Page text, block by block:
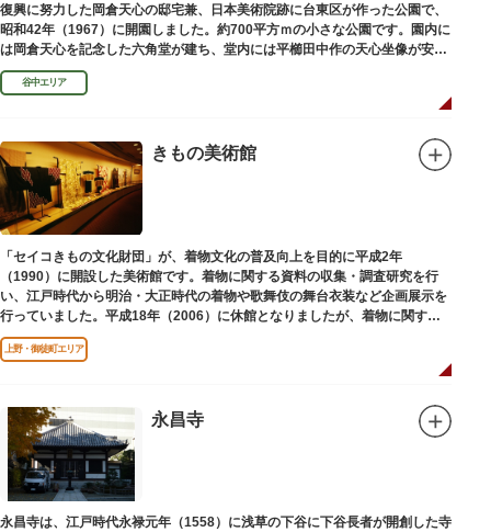
復興に努力した岡倉天心の邸宅兼、日本美術院跡に台東区が作った公園で、
昭和42年（1967）に開園しました。約700平方ｍの小さな公園です。園内に
は岡倉天心を記念した六角堂が建ち、堂内には平櫛田中作の天心坐像が安置
されています。
谷中エリア
きもの美術館
「セイコきもの文化財団」が、着物文化の普及向上を目的に平成2年
（1990）に開設した美術館です。着物に関する資料の収集・調査研究を行
い、江戸時代から明治・大正時代の着物や歌舞伎の舞台衣装など企画展示を
行っていました。平成18年（2006）に休館となりましたが、着物に関する
調査研究等は引き続き本財団で行っています。
平成18年（2006）に休館
上野・御徒町エリア
永昌寺
永昌寺は、江戸時代永禄元年（1558）に浅草の下谷に下谷長者が開創した寺